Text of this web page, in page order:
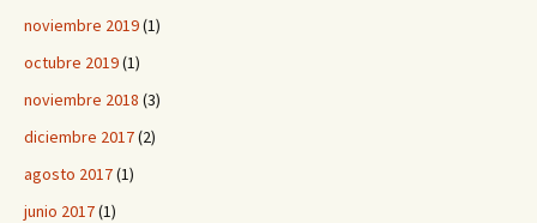
noviembre 2019(1)
octubre 2019(1)
noviembre 2018 (3)
diciembre 2017(2)
agosto 2017(1)
junio 2017(1)